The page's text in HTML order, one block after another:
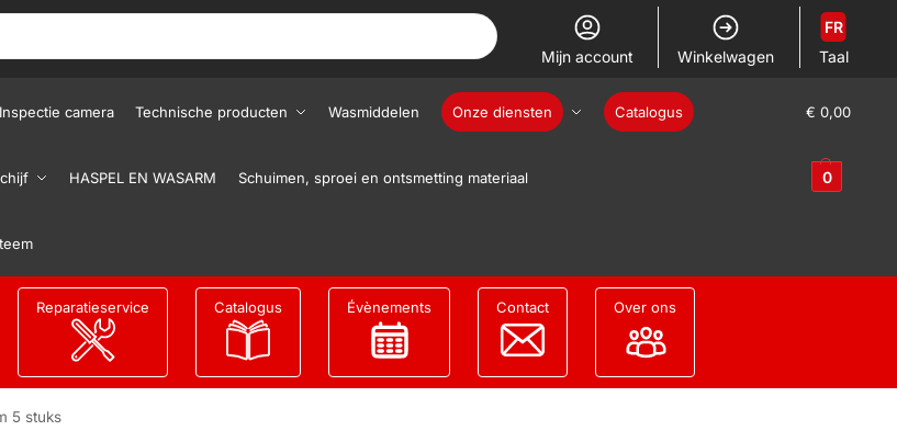
Mijn account Winkelwagen Taal
FR
Inspectie camera Technische producten Wasmiddelen Onze diensten Catalogus
HASPEL EN WASARM Schuimen, sproei en ontsmetting materiaal
€ 0,00
0
Reparatieservice Catalogus Évènements Contact Over ons
5 stuks